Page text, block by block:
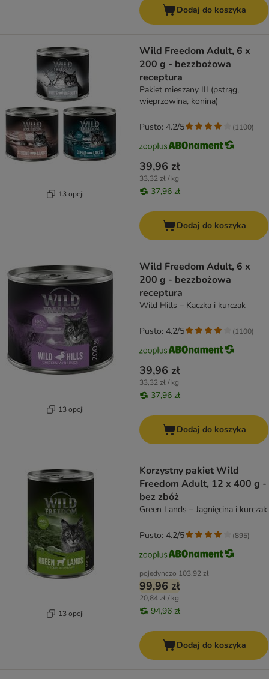
Dodaj do koszyka
13 opcji
Wild Freedom Adult, 6 x
200 g - bezzbożowa
receptura
Pakiet mieszany III (pstrąg,
wieprzowina, konina)
39,96 zł
33,32 zł / kg
37,96 zł
Pusto: 4.2/5 (1100)
Dodaj do koszyka
13 opcji
Wild Freedom Adult, 6 x
200 g - bezzbożowa
receptura
Wild Hills – Kaczka i kurczak
39,96 zł
33,32 zł / kg
37,96 zł
Pusto: 4.2/5 (1100)
Dodaj do koszyka
13 opcji
Korzystny pakiet Wild
Freedom Adult, 12 x 400 g -
bez zbóż
Green Lands – Jagnięcina i kurczak
pojedynczo 103,92 zł
99,96 zł
20,84 zł / kg
94,96 zł
Pusto: 4.2/5 (895)
Dodaj do koszyka